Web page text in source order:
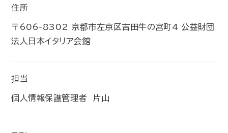
住所
〒606-8302 京都市左京区吉田牛の宮町4 公益財団
法人日本イタリア会館
担当
個人情報保護管理者 片山